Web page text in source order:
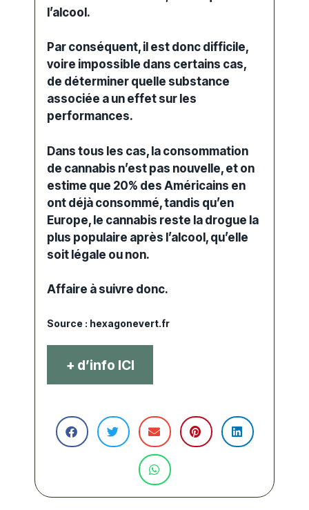
l’alcool.
Par conséquent, il est donc difficile,
voire impossible dans certains cas,
de déterminer quelle substance
associée a un effet sur les
performances.
Dans tous les cas, la consommation
de cannabis n’est pas nouvelle, et on
estime que 20% des Américains en
ont déjà consommé, tandis qu’en
Europe, le cannabis reste la drogue la
plus populaire après l’alcool, qu’elle
soit légale ou non.
Affaire à suivre donc.
Source : hexagonevert.fr
+ d’info ICI